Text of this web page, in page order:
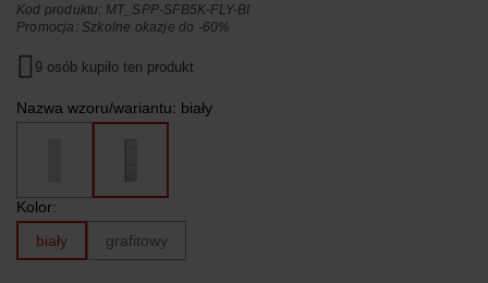
Kod produktu: MT_SPP-SFB5K-FLY-BI
Promocja: Szkolne okazje do -60%
9 osób kupiło ten produkt
Nazwa wzoru/wariantu: biały
Kolor:
biały
grafitowy